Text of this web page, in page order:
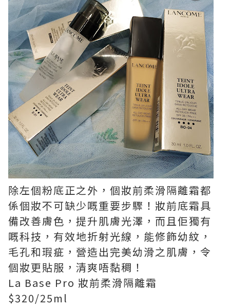
除左個粉底正之外，個妝前柔滑隔離霜都
係個妝不可缺少嘅重要步驟！妝前底霜具
備改善膚色，提升肌膚光澤，而且佢獨有
嘅科技，有效地折射光線，能修飾幼紋，
毛孔和瑕疵，營造出完美幼滑之肌膚，令
個妝更貼服，清爽唔黏稠！
La Base Pro 妝前柔滑隔離霜
$320/25ml